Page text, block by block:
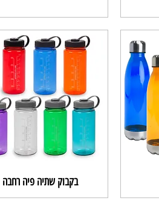
בקבוק שתיה פיה רחבה